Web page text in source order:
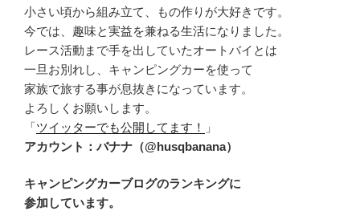
小さい頃から組み立て、もの作りが大好きです。
今では、趣味と実益を兼ねる生活になりました。
レース活動まで手を出していたオートバイとは
一旦お別れし、キャンピングカーを使って
家族で旅する事が息抜きになっています。
よろしくお願いします。
「ツイッターでも公開してます！
」
アカウント：バナナ（@husqbanana）
キャンピングカーブログのランキングに
参加しています。